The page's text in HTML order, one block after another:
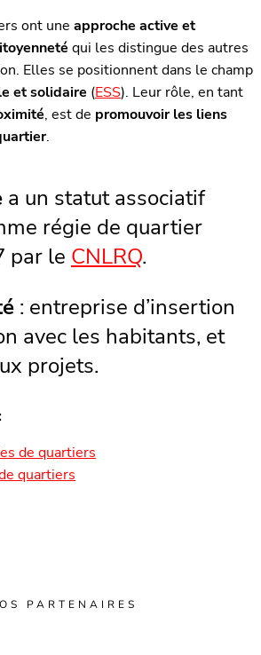
ont une approche active et
qui les distingue des autres
Elles se positionnent dans le champ
et solidaire (ESS). Leur rôle, en tant
, est de promouvoir les liens
.
a un statut associatif
régie de quartier
par le CNLRQ.
: entreprise d’insertion
avec les habitants, et
projets.
de quartiers
quartiers
PARTENAIRES